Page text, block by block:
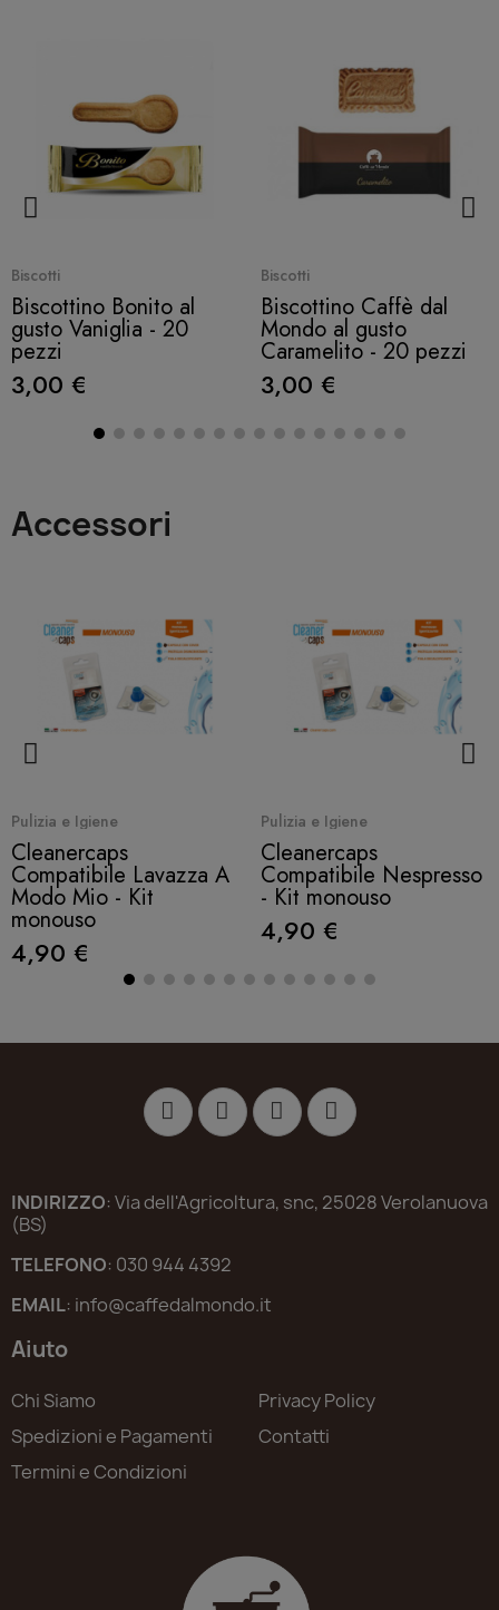
Biscotti
Biscottino Bonito al
gusto Vaniglia - 20
pezzi
3,00 €
Biscotti
Biscottino Caffè dal
Mondo al gusto
Caramelito - 20 pezzi
3,00 €
Accessori
Quick View
Pulizia e Igiene
Cleanercaps
Compatibile Lavazza A
Modo Mio - Kit
monouso
4,90 €
Quick View
Pulizia e Igiene
Cleanercaps
Compatibile Nespresso
- Kit monouso
4,90 €
INDIRIZZO: Via dell'Agricoltura, snc, 25028 Verolanuova
(BS)
TELEFONO: 030 944 4392
EMAIL: info@caffedalmondo.it
Aiuto
Chi Siamo
Spedizioni e Pagamenti
Termini e Condizioni
Privacy Policy
Contatti